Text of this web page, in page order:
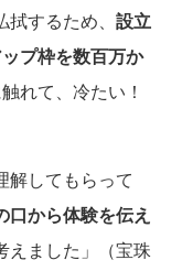
するため、 設立
プ枠を数百万か
れて、冷たい！
してもらって
口から体験を伝え
えました」（宝珠